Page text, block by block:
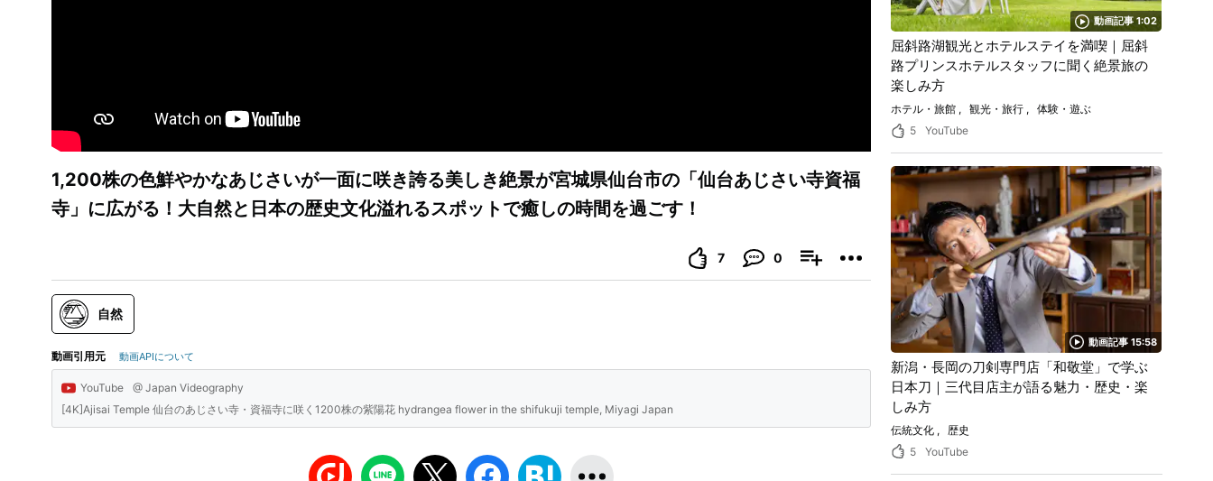
1,200株の色鮮やかなあじさいが一面に咲き誇る美しき絶景が宮城県仙台市の「仙台あじさい寺資福
寺」に広がる！大自然と日本の歴史文化溢れるスポットで癒しの時間を過ごす！
7 0
自然
動画引用元 動画APIについて
YouTube
@ Japan Videography
[4K]Ajisai Temple 仙台のあじさい寺・資福寺に咲く1200株の紫陽花 hydrangea flower in the shifukuji temple, Miyagi Japan
動画記事 1:02
屈斜路湖観光とホテルステイを満喫｜屈斜
路プリンスホテルスタッフに聞く絶景旅の
楽しみ方
ホテル・旅館 観光・旅行
体験・遊ぶ
5
YouTube
動画記事 15:58
新潟・長岡の刀剣専門店「和敬堂」で学ぶ
日本刀｜三代目店主が語る魅力・歴史・楽
しみ方
伝統文化
歴史
5
YouTube